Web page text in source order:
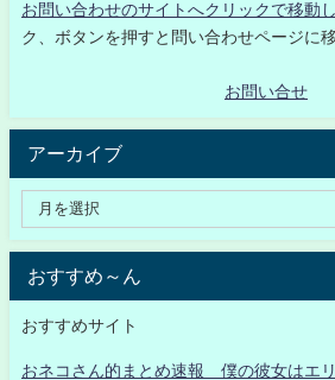
お問い合わせのサイトへクリックで移動
ク、ボタンを押すと問い合わせページに
お問い合せ
アーカイブ
おすすめ～ん
おすすめサイト
おネコさん的まとめ速報 僕の彼女はエ